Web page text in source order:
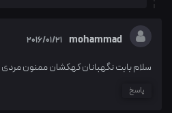
mohammad
2016/01/21
سلام بابت نگهبانان کهکشان ممنون مردی
پاسخ